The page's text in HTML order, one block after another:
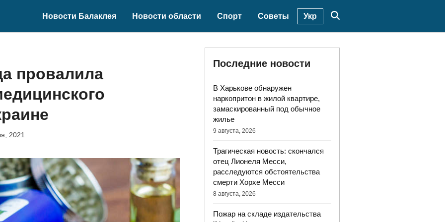
Новости Балаклея Новости области Спорт Советы Укр
провалила
2021
Последние новости
В Харькове обнаружен
наркопритон в жилой квартире,
замаскированный под обычное
жилье
9 августа, 2026
Трагическая новость: скончался
отец Лионеля Месси,
расследуются обстоятельства
смерти Хорхе Месси
8 августа, 2026
Пожар на складе издательства